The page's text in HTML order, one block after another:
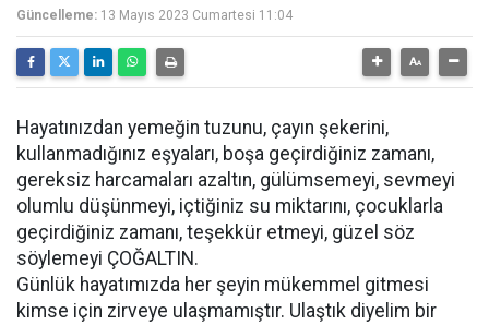
Güncelleme: 13 Mayıs 2023 Cumartesi 11:04
Hayatınızdan yemeğin tuzunu, çayın şekerini,
kullanmadığınız eşyaları, boşa geçirdiğiniz zamanı,
gereksiz harcamaları azaltın, gülümsemeyi, sevmeyi
olumlu düşünmeyi, içtiğiniz su miktarını, çocuklarla
geçirdiğiniz zamanı, teşekkür etmeyi, güzel söz
söylemeyi ÇOĞALTIN.
Günlük hayatımızda her şeyin mükemmel gitmesi
kimse için zirveye ulaşmamıştır. Ulaştık diyelim bir